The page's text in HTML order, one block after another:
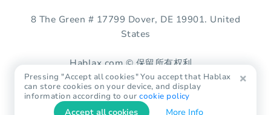
8 The Green # 17799 Dover, DE 19901. United
States
Hablax.com © 保留所有权利。
Pressing "Accept all cookies" You accept that Hablax
can store cookies on your device, and display
information according to ourcookie policy
Accept all cookies More Info